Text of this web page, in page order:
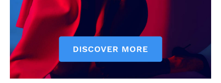
Contact us
Subscription Plans
My account
Quintana Roo
Cancún